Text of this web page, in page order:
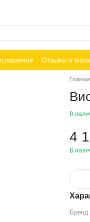
Отзывы о
Главная
В
4
В
Бренд